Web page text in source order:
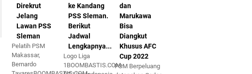
Direkrut
Jelang
Lawan PSS
Sleman
Pelatih PSM
Makassar,
Bernardo
ke Kandang
PSS Sleman.
Berikut
Jadwal
Lengkapnya...
Logo Liga
1BOOMBASTIS.COM-
dan
Marukawa
Bisa
Diangkut
Khusus AFC
Cup 2022
PSM Berpeluang